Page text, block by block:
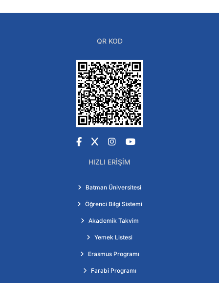
QR KOD
Facebook
X Instagram
YouTube
HIZLI ERIŞIM
Batman Üniversitesi
Öğrenci Bilgi Sistemi
Akademik Takvim
Yemek Listesi
Erasmus Programı
Farabi Programı